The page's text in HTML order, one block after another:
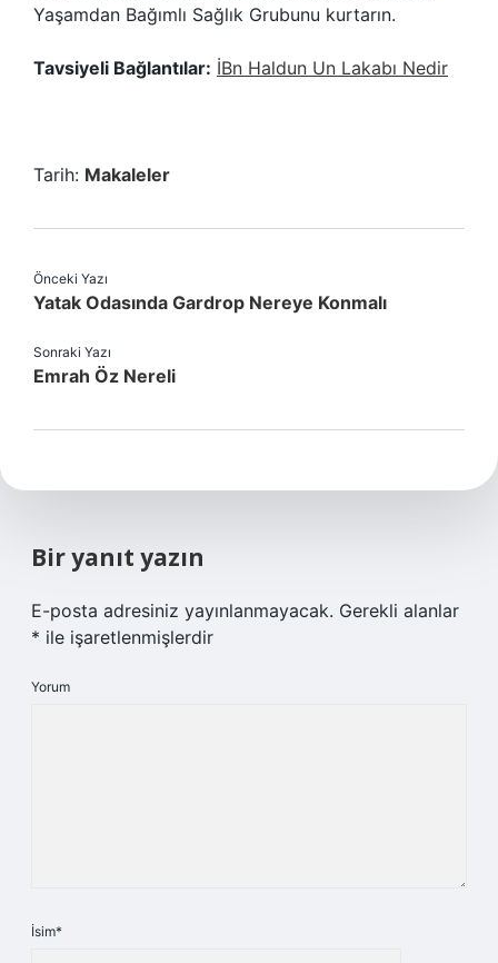
Yaşamdan Bağımlı Sağlık Grubunu kurtarın.
Tavsiyeli Bağlantılar: İBn Haldun Un Lakabı Nedir
Tarih: Makaleler
Önceki Yazı
Yatak Odasında Gardrop Nereye Konmalı
Sonraki Yazı
Emrah Öz Nereli
Bir yanıt yazın
E-posta adresiniz yayınlanmayacak. Gerekli alanlar
* ile işaretlenmişlerdir
Yorum
İsim*